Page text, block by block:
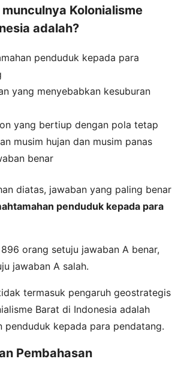
Kolonialisme
adalah?
penduduk kepada para
yang menyebabkan kesuburan
yang bertiup dengan pola tetap
musim hujan dan musim panas
benar
diatas, jawaban yang paling benar
penduduk kepada para
orang setuju jawaban A benar,
jawaban A salah.
termasuk pengaruh geostrategis
Barat di Indonesia adalah
penduduk kepada para pendatang.
Pembahasan